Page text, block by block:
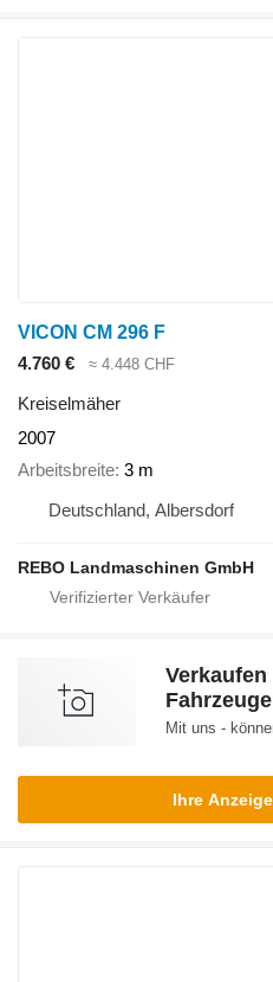
VICON CM 296 F
4.760 €
≈ 4.448 CHF
Kreiselmäher
2007
Arbeitsbreite 3 m
Deutschland, Albersdorf
REBO Landmaschinen GmbH
Mit uns -
Ihre